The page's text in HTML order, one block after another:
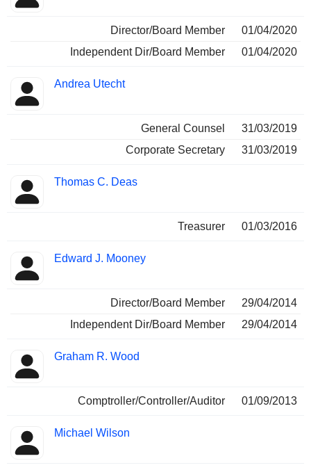
Director/Board Member
01/04/2020
Independent Dir/Board Member
01/04/2020
Andrea Utecht
General Counsel
31/03/2019
Corporate Secretary
31/03/2019
Thomas C. Deas
Treasurer 01/03/2016
Edward J. Mooney
Director/Board Member
29/04/2014
Independent Dir/Board Member
29/04/2014
Graham R. Wood
Comptroller/Controller/Auditor 01/09/2013
Michael Wilson